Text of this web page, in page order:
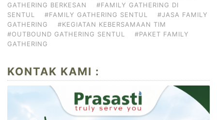
GATHERING BERKESAN
#FAMILY GATHERING DI
SENTUL
#FAMILY GATHERING SENTUL
#JASA FAMILY
GATHERING
#KEGIATAN KEBERSAMAAN TIM
#OUTBOUND GATHERING SENTUL
#PAKET FAMILY
GATHERING
KONTAK KAMI :